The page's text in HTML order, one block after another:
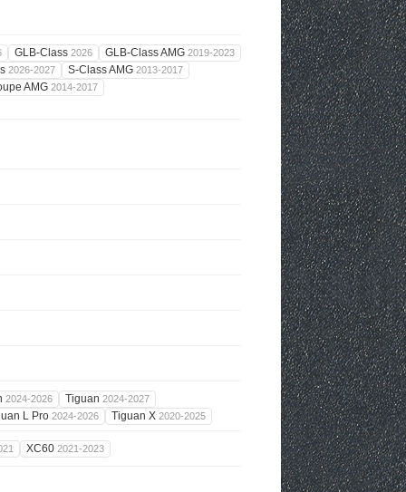
GLB-Class 2026 GLB-Class AMG 2019-2023
2026-2027 S-Class AMG 2013-2017
AMG 2014-2017
2024-2026 Tiguan 2024-2027
L Pro 2024-2026 Tiguan X 2020-2025
XC60 2021-2023